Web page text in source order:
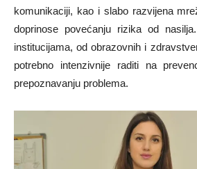
komunikaciji, kao i slabo razvijena
doprinose povećanju rizika od
institucijama, od obrazovnih i
potrebno intenzivnije raditi na
prepoznavanju problema.